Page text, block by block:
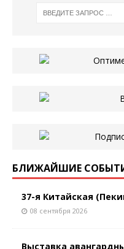
БЛИЖАЙШИЕ
37-я Китайская
08 сентября 2026
Выставка